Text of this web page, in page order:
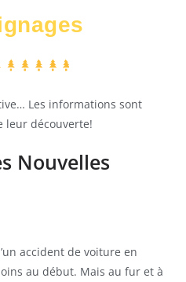
Les informations sont
leur découverte!
Nouvelles
accident de voiture en
au début. Mais au fur et à